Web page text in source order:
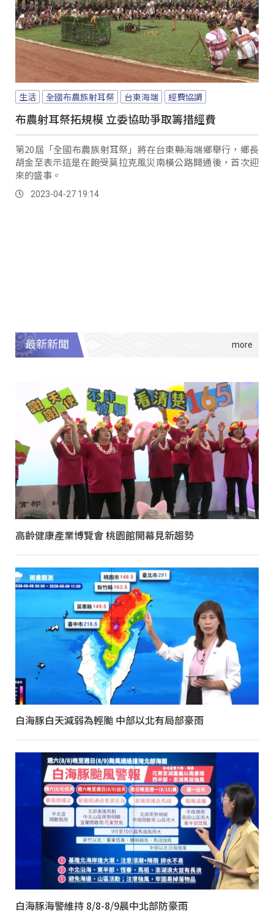
生活 全國布農族射耳祭 台東海端 經費協調
布農射耳祭拓規模 立委協助爭取籌措經費
第20屆「全國布農族射耳祭」將在台東縣海端鄉舉行，鄉長
胡金至表示這是在飽受莫拉克風災南橫公路開通後，首次迎
來的盛事。
2023-04-27 19:14
最新新聞
高齡健康產業博覽會 桃園館開幕見新趨勢
白海豚白天減弱為輕颱 中部以北有局部豪雨
白海豚海警維持 8/8-8/9晨中北部防豪雨